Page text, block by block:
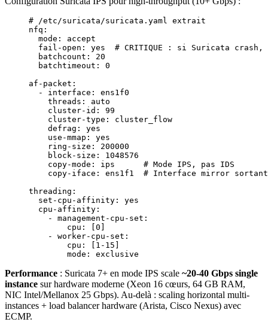
# /etc/suricata/suricata.yaml extrait
nfq :
  mode
: accept
  fail-open
: yes
# CRITIQUE : si Suricata crash,
  batchcount
: 20
  batchtimeout
: 0
af-packet :
  -
interface : ens1f0
    threads
: auto
    cluster-id
: 99
    cluster-type
: cluster_flow
    defrag
: yes
    use-mmap
: yes
    ring-size
: 200000
    block-size
: 1048576
    copy-mode
: ips
      # Mode IPS, pas IDS
    copy-iface
: ens1f1
# Interface mirror
threading :
  set-cpu-affinity
: yes
  cpu-affinity
:
    -
management-cpu-set :
        cpu
: [0 ]
    -
worker-cpu-set :
        cpu
: [ 1-15 ]
        mode
: exclusive
Performance : Suricata 7+ en mode IPS scale ~20-40 Gbps single
instance sur hardware moderne (Xeon 16 cœurs, 64 GB RAM,
NIC Intel/Mellanox 25 Gbps). Au-delà : scaling horizontal multi-
instances + load balancer hardware (Arista, Cisco Nexus) avec
ECMP.